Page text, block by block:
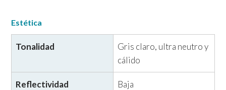
Estética
Tonalidad
Gris claro, ultra neutro y
cálido
Reflectividad Baja